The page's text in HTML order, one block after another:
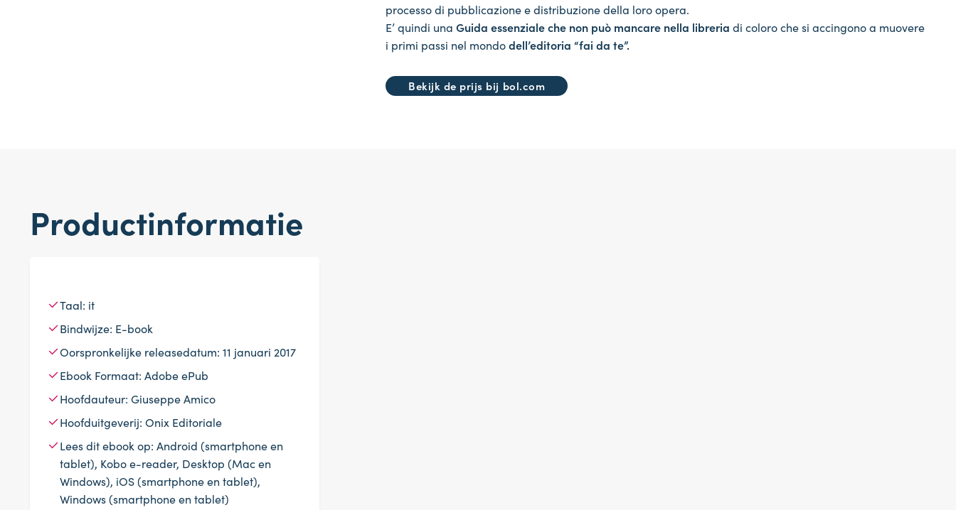
processo di pubblicazione e distribuzione della loro opera.
E’ quindi una Guida essenziale che non può mancare nella libreria di coloro che si accingono a muovere
i primi passi nel mondodell’editoria “fai da te”.
Bekijk de prijs bij bol.com
Productinformatie
Taal: it
Bindwijze: E-book
Oorspronkelijke releasedatum: 11 januari 2017
Ebook Formaat: Adobe ePub
Hoofdauteur: Giuseppe Amico
Hoofduitgeverij: Onix Editoriale
Lees dit ebook op: Android (smartphone en
tablet), Kobo e-reader, Desktop (Mac en
Windows), iOS (smartphone en tablet),
Windows (smartphone en tablet)